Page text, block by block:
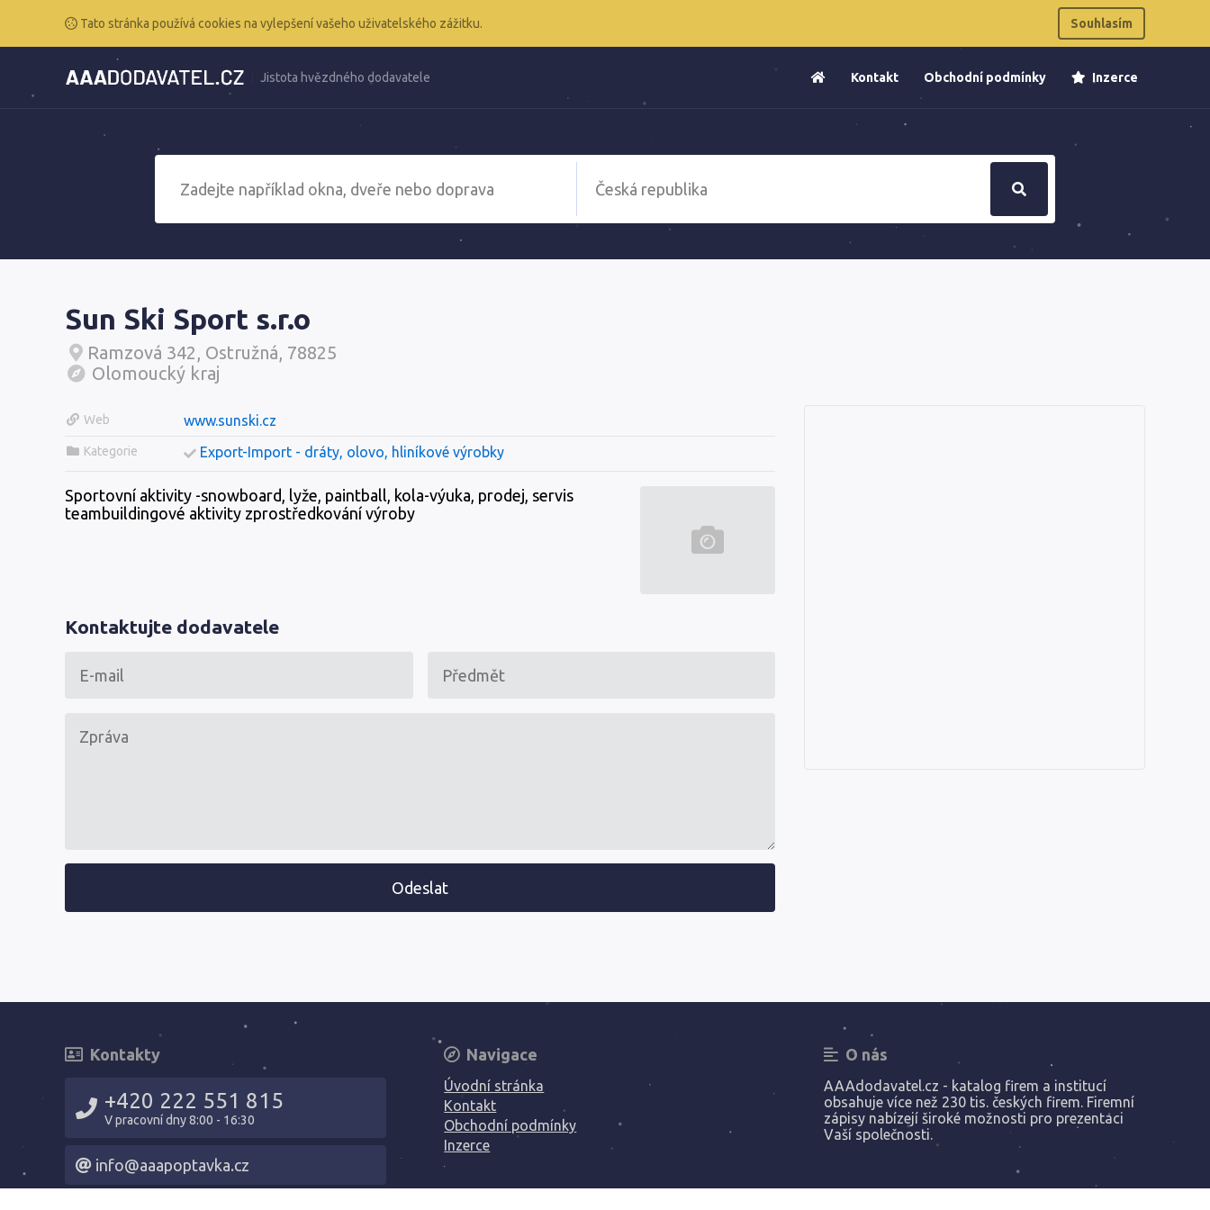
Tato stránka používá cookies na vylepšení vašeho uživatelského zážitku. Souhlasím
Jistota hvězdného dodavatele Kontakt Obchodní podmínky Inzerce
Sun Ski Sport s.r.o
Ramzová 342, Ostružná, 78825
Olomoucký kraj
Web www.sunski.cz
Kategorie Export-Import - dráty, olovo, hliníkové výrobky
Sportovní aktivity -snowboard, lyže, paintball, kola-výuka, prodej, servis
teambuildingové aktivity zprostředkování výroby
Kontaktujte dodavatele
Odeslat
Kontakty
+420 222 551 815
V pracovní dny 8:00 - 16:30
info@aaapoptavka.cz
Navigace
Úvodní stránka
Kontakt
Obchodní podmínky
Inzerce
O nás
AAAdodavatel.cz - katalog firem a institucí
obsahuje více než 230 tis. českých firem. Firemní
zápisy nabízejí široké možnosti pro prezentaci
Vaší společnosti.